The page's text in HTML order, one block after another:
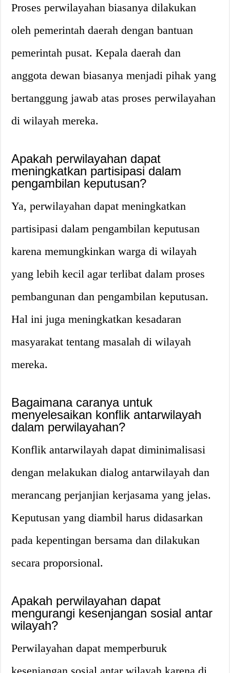
Proses perwilayahan biasanya dilakukan
oleh pemerintah daerah dengan bantuan
pemerintah pusat. Kepala daerah dan
anggota dewan biasanya menjadi pihak yang
bertanggung jawab atas proses perwilayahan
di wilayah mereka.
Apakah perwilayahan dapat
meningkatkan partisipasi dalam
pengambilan keputusan?
Ya, perwilayahan dapat meningkatkan
partisipasi dalam pengambilan keputusan
karena memungkinkan warga di wilayah
yang lebih kecil agar terlibat dalam proses
pembangunan dan pengambilan keputusan.
Hal ini juga meningkatkan kesadaran
masyarakat tentang masalah di wilayah
mereka.
Bagaimana caranya untuk
menyelesaikan konflik antarwilayah
dalam perwilayahan?
Konflik antarwilayah dapat diminimalisasi
dengan melakukan dialog antarwilayah dan
merancang perjanjian kerjasama yang jelas.
Keputusan yang diambil harus didasarkan
pada kepentingan bersama dan dilakukan
secara proporsional.
Apakah perwilayahan dapat
mengurangi kesenjangan sosial antar
wilayah?
Perwilayahan dapat memperburuk